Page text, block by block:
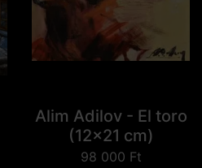
Alim Adilov - El toro
(12x21 cm)
98 000 Ft